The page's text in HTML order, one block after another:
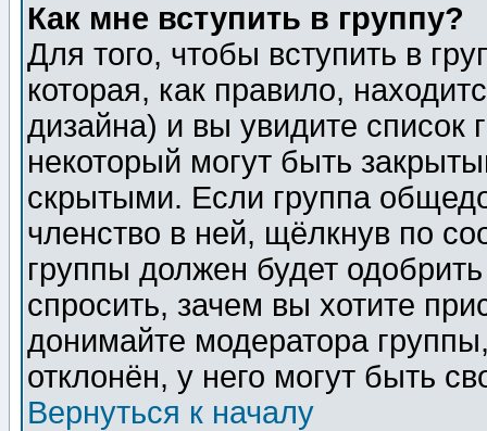
Как мне вступить в группу?
Для того, чтобы вступить в
которая, как правило,
дизайна) и вы увидите список
некоторый могут быть
скрытыми. Если группа
членство в ней, щёлкнув по
группы должен будет
спросить, зачем вы хотите
донимайте модератора
отклонён, у него могут быть
Вернуться к началу